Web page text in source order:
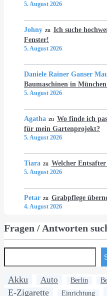
5. August 2026
Johny zu Ich suche
Fenster!
5. August 2026
Daniele Rainer Ganser
Baumaschinen in
5. August 2026
Agatha zu Wo finde ich
für mein Gartenprojekt?
5. August 2026
Tiara zu Welcher
5. August 2026
Petar zu Grabpflege
4. August 2026
Fragen / Antworten
Akku Auto Berlin
E-Zigarette
Einrichtung